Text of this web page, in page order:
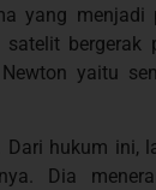
yang menjadi
yaitu
hukum ini,
Dia